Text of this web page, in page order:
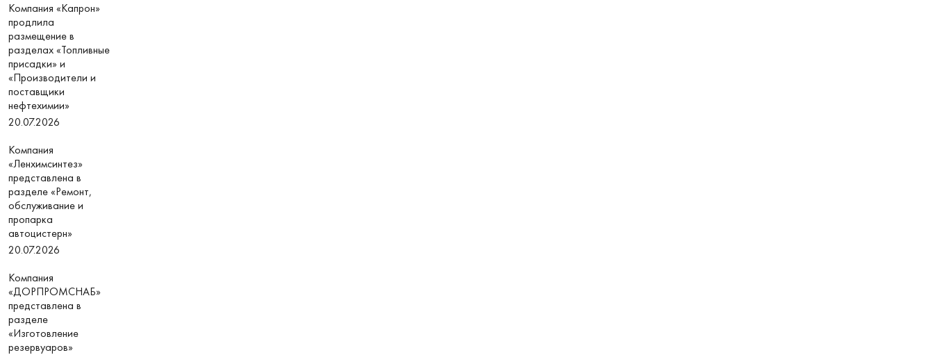
Компания «Капрон»
продлила
размещение в
разделах «Топливные
присадки» и
«Производители и
поставщики
нефтехимии»
20.07.2026
Компания
«Ленхимсинтез»
представлена в
разделе «Ремонт,
обслуживание и
пропарка
автоцистерн»
20.07.2026
Компания
«ДОРПРОМСНАБ»
представлена в
разделе
«Изготовление
резервуаров»